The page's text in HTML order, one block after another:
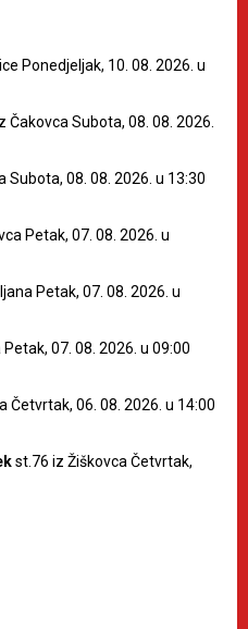
Ponedjeljak, 10. 08. 2026. u
Čakovca Subota, 08. 08. 2026.
Subota, 08. 08. 2026. u 13:30
Petak, 07. 08. 2026. u
Petak, 07. 08. 2026. u
07. 08. 2026. u 09:00
Četvrtak, 06. 08. 2026. u 14:00
st.76 iz Žiškovca Četvrtak,